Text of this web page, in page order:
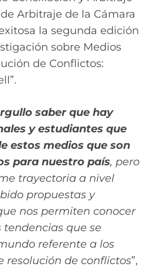
Arbitraje de la Cámara
la segunda edición
sobre Medios
de Conflictos:
saber que hay
y estudiantes que
estos medios que son
para nuestro país, pero
trayectoria a nivel
propuestas y
nos permiten conocer
que se
referente a los
resolución de conflictos”,